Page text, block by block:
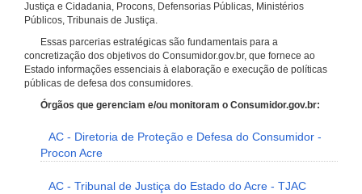
Justiça e Cidadania, Procons, Defensorias Públicas, Ministérios
Públicos, Tribunais de Justiça.
Essas parcerias estratégicas são fundamentais para a
concretização dos objetivos do Consumidor.gov.br, que fornece ao
Estado informações essenciais à elaboração e execução de políticas
públicas de defesa dos consumidores.
Órgãos que gerenciam e/ou monitoram o Consumidor.gov.br:
AC - Diretoria de Proteção e Defesa do Consumidor -
Procon Acre
AC - Tribunal de Justiça do Estado do Acre - TJAC